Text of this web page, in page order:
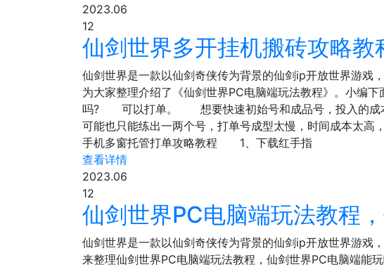
2023.06
12
仙剑世界多开挂机搬砖攻略教
仙剑世界是一款以仙剑奇侠传为背景的仙剑ip开放世界游戏
为大家整理介绍了《仙剑世界PC电脑端玩法教程》。小
吗? 可以打单。 想要快速初始号和成品号，投入的成本
可能也只能练出一两个号，打单号成型太慢，时间成本太
手机多窗托管打单攻略教程 1、下载红手指
查看详情
2023.06
12
仙剑世界PC电脑端玩法教程
仙剑世界是一款以仙剑奇侠传为背景的仙剑ip开放世界游戏
来整理仙剑世界PC电脑端玩法教程，仙剑世界PC电脑